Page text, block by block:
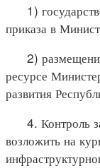
1)
приказа в
2) размещение
ресурсе
развития
4. Контроль
возложить на